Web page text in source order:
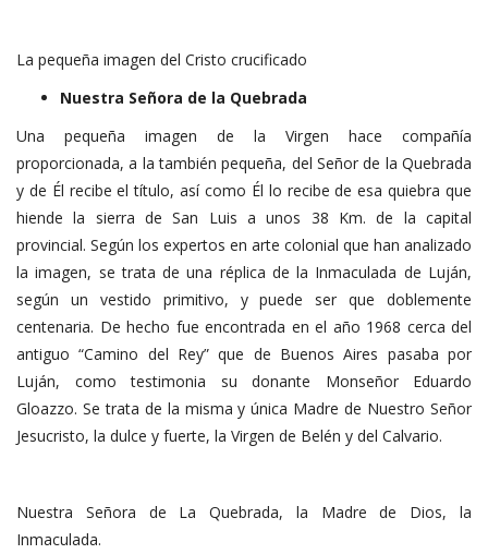
La pequeña imagen del Cristo crucificado
Nuestra Señora de la Quebrada
Una pequeña imagen de la Virgen hace compañía
proporcionada, a la también pequeña, del Señor de la Quebrada
y de Él recibe el título, así como Él lo recibe de esa quiebra que
hiende la sierra de San Luis a unos 38 Km. de la capital
provincial. Según los expertos en arte colonial que han analizado
la imagen, se trata de una réplica de la Inmaculada de Luján,
según un vestido primitivo, y puede ser que doblemente
centenaria. De hecho fue encontrada en el año 1968 cerca del
antiguo “Camino del Rey” que de Buenos Aires pasaba por
Luján, como testimonia su donante Monseñor Eduardo
Gloazzo. Se trata de la misma y única Madre de Nuestro Señor
Jesucristo, la dulce y fuerte, la Virgen de Belén y del Calvario.
Nuestra Señora de La Quebrada, la Madre de Dios, la
Inmaculada.